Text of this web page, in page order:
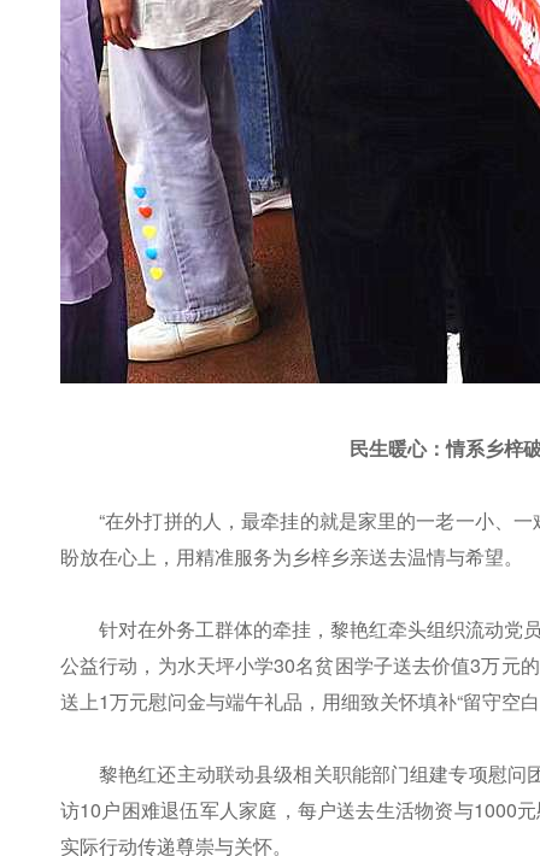
民生暖心：情系乡梓
“在外打拼的人，最牵挂的就是家里的一老一小、
盼放在心上，用精准服务为乡梓乡亲送去温情与希望。
针对在外务工群体的牵挂，黎艳红牵头组织流动党
公益行动，为水天坪小学30名贫困学子送去价值3万元
送上1万元慰问金与端午礼品，用细致关怀填补“留守空
黎艳红还主动联动县级相关职能部门组建专项慰问
访10户困难退伍军人家庭，每户送去生活物资与1000
实际行动传递尊崇与关怀。